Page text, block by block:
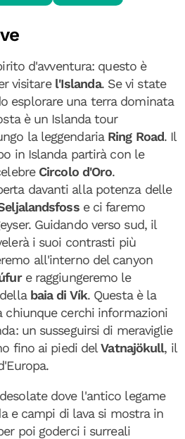
d'avventura: questo è
visitare l'Islanda. Se vi state
esplorare una terra dominata
è un Islanda tour
la leggendaria Ring Road. Il
in Islanda partirà con le
Circolo d'Oro.
davanti alla potenza delle
e ci faremo
Guidando verso sud, il
i suoi contrasti più
all'interno del canyon
e raggiungeremo le
baia di Vík. Questa è la
chiunque cerchi informazioni
un susseguirsi di meraviglie
fino ai piedi delVatnajökull, il
dove l'antico legame
e campi di lava si mostra in
poi goderci i surreali